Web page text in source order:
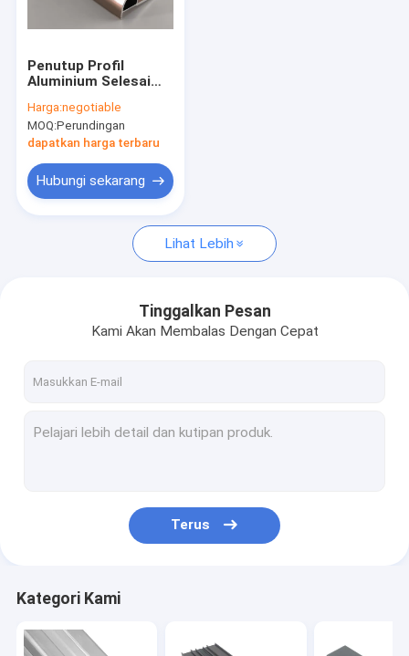
Penutup Profil
Aluminium Selesai
Harga:negotiable
MOQ:Perundingan
dapatkan harga terbaru
Hubungi sekarang
Lihat Lebih
Tinggalkan Pesan
Kami Akan Membalas Dengan Cepat
Terus
Kategori Kami